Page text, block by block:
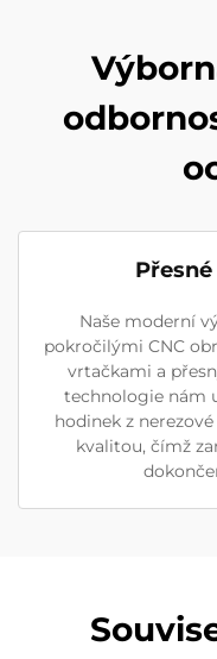
Naše moderní
pokročilými CNC
vrtačkami a
technologie nám
hodinek z
kvalitou, čímž